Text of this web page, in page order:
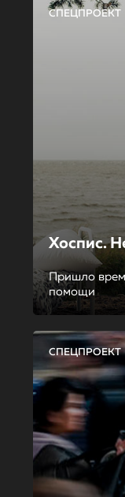
СПЕЦПРОЕКТ
Хоспис.
Пришло
помощи
СПЕЦПРОЕКТ